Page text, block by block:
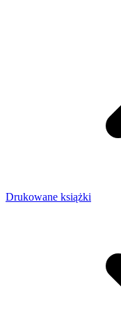
Drukowane książki